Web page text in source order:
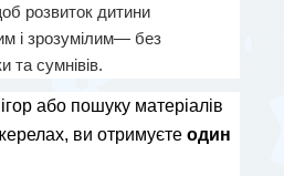
розвиток дитини
і зрозумілим— без
та сумнівів.
або пошуку матеріалів
ви отримуєте один